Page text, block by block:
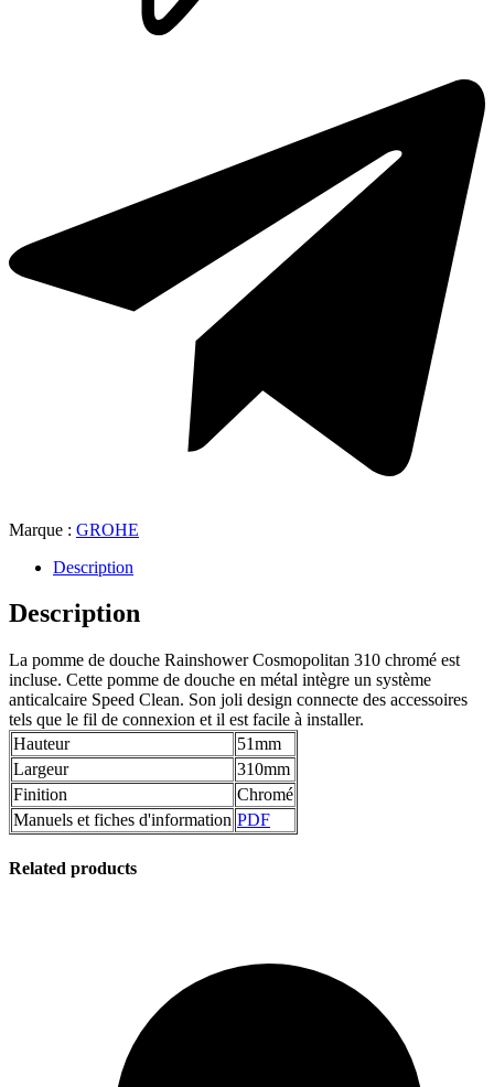
Marque : GROHE
Description
Description
La pomme de douche Rainshower Cosmopolitan 310 chromé est
incluse. Cette pomme de douche en métal intègre un système
anticalcaire Speed ​​Clean. Son joli design connecte des accessoires
tels que le fil de connexion et il est facile à installer.
Hauteur
51mm
Largeur
310mm
Finition
Chromé
Manuels et fiches d'information PDF
Related products